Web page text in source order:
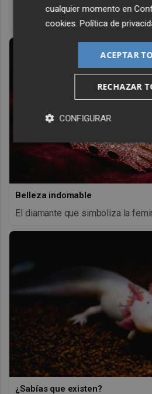
Top pasaportes que te dejan
Belleza indomable
El diamante que simboliza la
¿Sabías que existen?
cualquier momento en
cookies .Política de
ACEPTAR
RECHAZAR
CONFIGURAR